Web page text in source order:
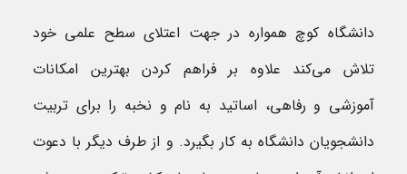
دانشگاه کوچ همواره در جهت اعتلای سطح علمی خود
تلاش می‌کند علاوه بر فراهم کردن بهترین امکانات
آموزشی و رفاهی، اساتید به نام و نخبه را برای تربیت
دانشجویان دانشگاه به کار بگیرد. و از طرف دیگر با دعوت